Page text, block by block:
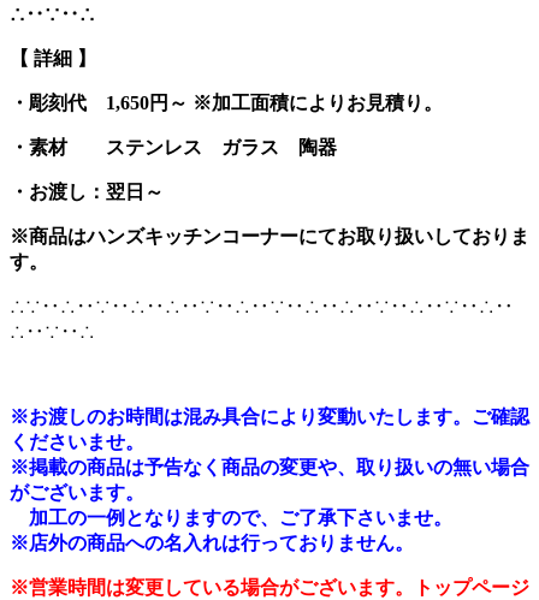
∴‥∵‥∴
【 詳細 】
・彫刻代 1,650円～ ※加工面積によりお見積り。
・素材 ステンレス ガラス 陶器
・お渡し：翌日～
※商品はハンズキッチンコーナーにてお取り扱いしておりま
す。
∴∵‥∴‥∵‥∴‥∴‥∵‥∴‥∵‥∴‥∴‥∵‥∴‥∵‥∴‥
∴‥∵‥∴
※お渡しのお時間は混み具合により変動いたします。ご確認
くださいませ。
※掲載の商品は予告なく商品の変更や、取り扱いの無い場合
がございます。
加工の一例となりますので、ご了承下さいませ。
※店外の商品への名入れは行っておりません。
※営業時間は変更している場合がございます。トップページ